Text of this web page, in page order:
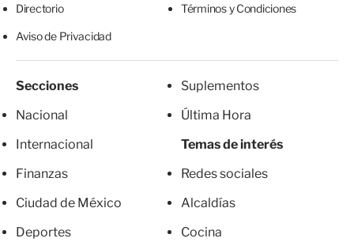
Directorio Términos y Condiciones
Aviso de Privacidad
Secciones
Nacional
Internacional
Finanzas
Ciudad de México
Deportes
Suplementos
Última Hora
Temas de interés
Redes sociales
Alcaldías
Cocina